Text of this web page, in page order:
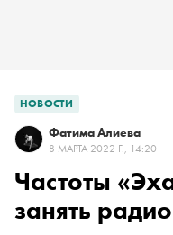
НОВОСТИ
Фатима Алиева
8 МАРТА 2022 Г., 14:20
Частоты
занять